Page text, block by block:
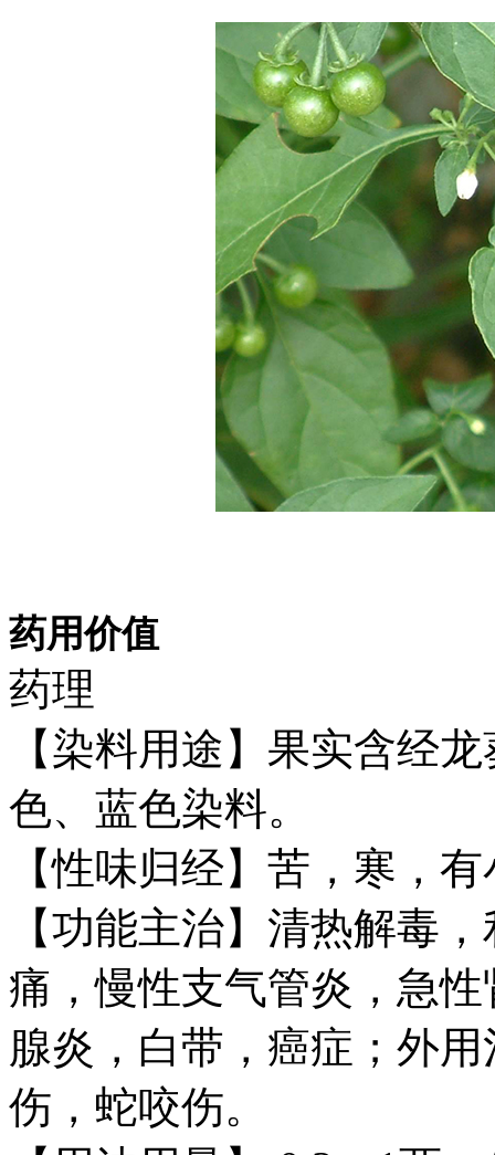
药用价值
药理
【染料用途】果实含经
色、蓝色染料。
【性味归经】苦，寒，
【功能主治】清热解毒
痛，慢性支气管炎，急
腺炎，白带，癌症；外
伤，蛇咬伤。